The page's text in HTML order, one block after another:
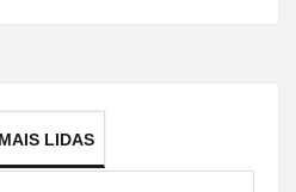
MAIS LIDAS